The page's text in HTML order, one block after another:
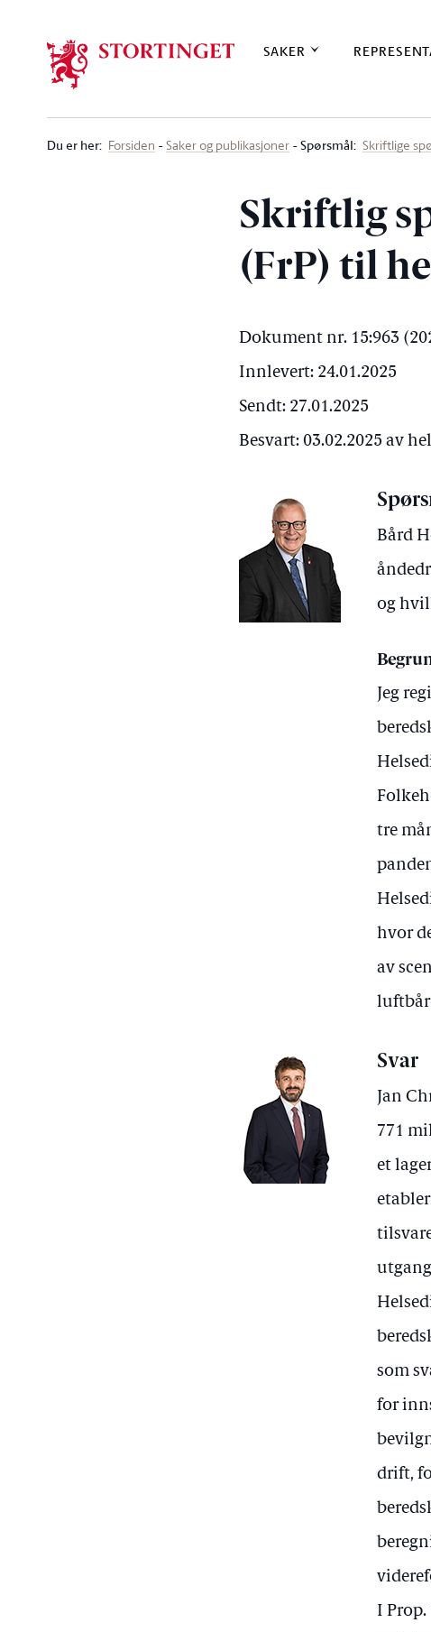
SAKER
Du er her: Forsiden Saker og publikasjoner Spørsmål: Skriftlige
Skriftlig
(FrP) til
Dokument nr. 15:963
Innlevert: 24.01.2025
Sendt: 27.01.2025
Besvart: 03.02.2025 av
Bård
og
Jeg
tre
hvor
av
Svar
Jan
771
et
som
for
drift,
I Prop.